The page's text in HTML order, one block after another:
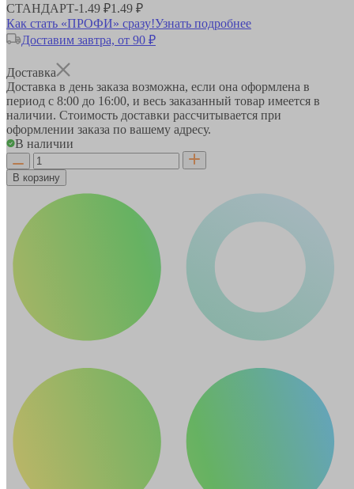
СТАНДАРТ-1.49 ₽1.49 ₽
Как стать «ПРОФИ» сразу!Узнать подробнее
Доставим завтра, от 90 ₽
Доставка
Доставка в день заказа возможна, если она оформлена в
период с 8:00 до 16:00, и весь заказанный товар имеется в
наличии. Стоимость доставки рассчитывается при
оформлении заказа по вашему адресу.
В наличии
В корзину